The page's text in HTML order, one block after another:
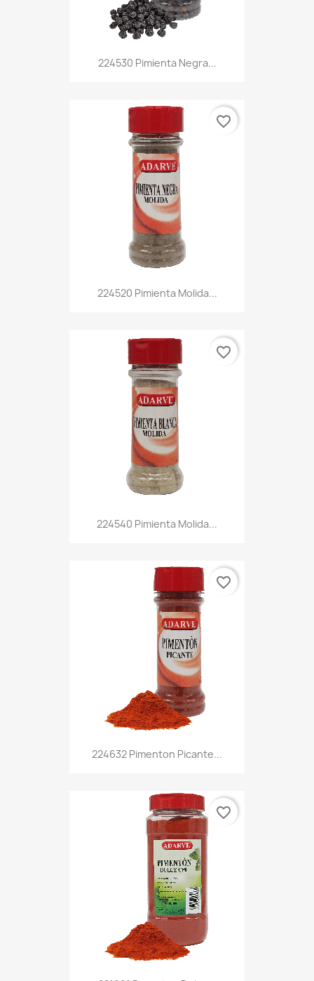
224530 Pimienta Negra...
224520 Pimienta Molida...
favorite_border
224540 Pimienta Molida...
favorite_border
224632 Pimenton Picante...
favorite_border
favorite_border